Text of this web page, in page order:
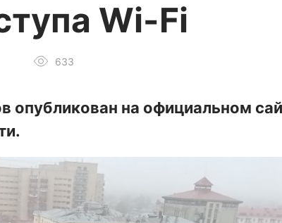
Wi-Fi
633
опубликован на официальном